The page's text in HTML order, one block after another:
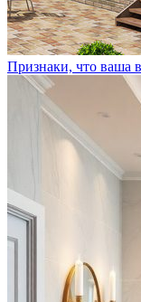
Признаки, что ваша